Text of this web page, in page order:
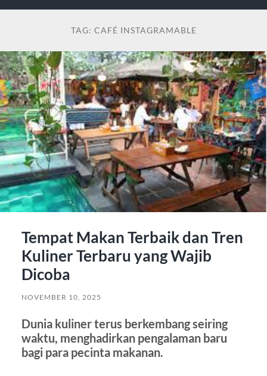
TAG: CAFÉ INSTAGRAMABLE
Tempat Makan Terbaik dan Tren
Kuliner Terbaru yang Wajib
Dicoba
NOVEMBER 10, 2025
Dunia kuliner terus berkembang seiring
waktu, menghadirkan pengalaman baru
bagi para pecinta makanan.